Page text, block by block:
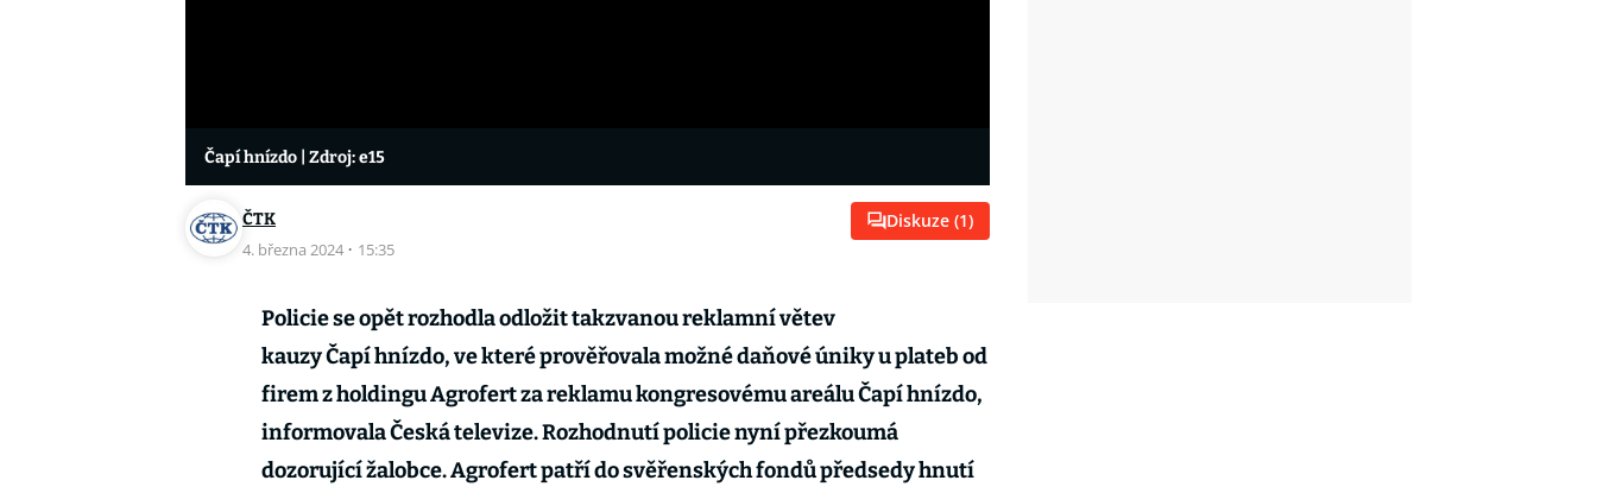
Čapí hnízdo | Zdroj: e15
ČTK
4. března 2024 · 15:35
Diskuze (1)
Policie se opět rozhodla odložit takzvanou reklamní větev
kauzy Čapí hnízdo, ve které prověřovala možné daňové úniky u plateb od
firem z holdingu Agrofert za reklamu kongresovému areálu Čapí hnízdo,
informovala Česká televize. Rozhodnutí policie nyní přezkoumá
dozorující žalobce. Agrofert patří do svěřenských fondů předsedy hnutí